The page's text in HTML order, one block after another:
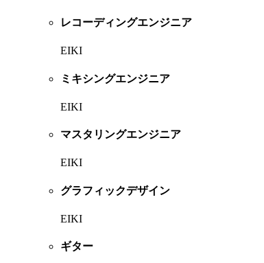
レコーディングエンジニア
EIKI
ミキシングエンジニア
EIKI
マスタリングエンジニア
EIKI
グラフィックデザイン
EIKI
ギター